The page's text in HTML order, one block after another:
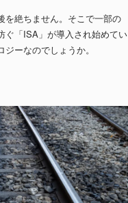
を絶ちません。そこで一部の
ぐ「ISA」が導入され始めてい
ーなのでしょうか。